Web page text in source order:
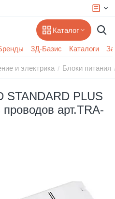
Каталог
3Д-Базис Каталоги
и электрика / Блоки питания
STANDARD PLUS
арт.TRA-